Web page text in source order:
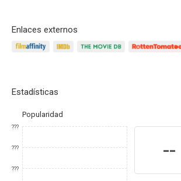
Enlaces externos
Estadísticas
Popularidad
???
???
???
--